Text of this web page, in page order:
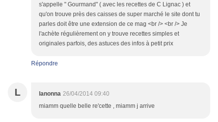
s'appelle " Gourmand" ( avec les recettes de C Lignac ) et
qu'on trouve près des caisses de super marché le site dont tu
parles doit être une extension de ce mag <br /> <br /> Je
l'achète régulièrement on y trouve recettes simples et
originales parfois, des astuces des infos à petit prix
Répondre
L lanonna 26/04/2014 09:40
miamm quelle belle re'cette , miamm j arrive